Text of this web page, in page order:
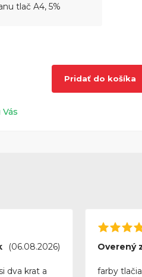
tlač A4, 5%
Pridať do košíka
Vás
(06.08.2026)
dva krat a
Overený
farby